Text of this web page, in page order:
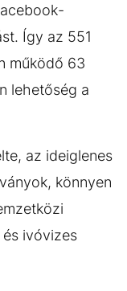
Így az 551
működő 63
lehetőség a
az ideiglenes
könnyen
ivóvizes